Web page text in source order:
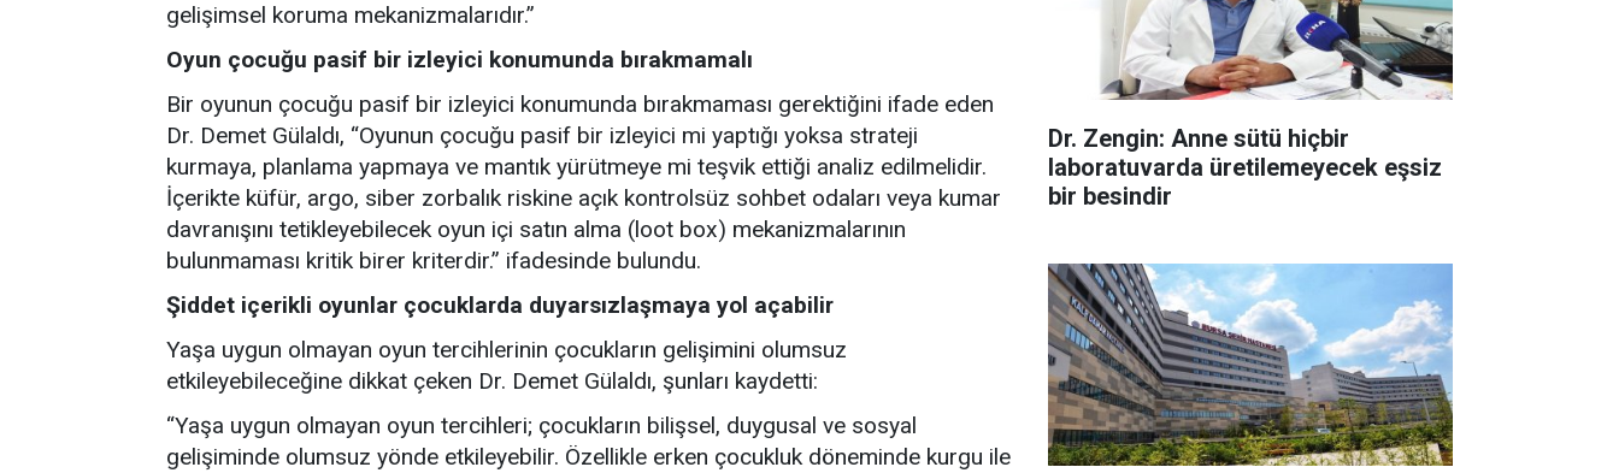
gelişimsel koruma mekanizmalarıdır.”
Oyun çocuğu pasif bir izleyici konumunda bırakmamalı
Bir oyunun çocuğu pasif bir izleyici konumunda bırakmaması gerektiğini ifade eden
Dr. Demet Gülaldı, “Oyunun çocuğu pasif bir izleyici mi yaptığı yoksa strateji
kurmaya, planlama yapmaya ve mantık yürütmeye mi teşvik ettiği analiz edilmelidir.
İçerikte küfür, argo, siber zorbalık riskine açık kontrolsüz sohbet odaları veya kumar
davranışını tetikleyebilecek oyun içi satın alma (loot box) mekanizmalarının
bulunmaması kritik birer kriterdir.” ifadesinde bulundu.
Şiddet içerikli oyunlar çocuklarda duyarsızlaşmaya yol açabilir
Yaşa uygun olmayan oyun tercihlerinin çocukların gelişimini olumsuz
etkileyebileceğine dikkat çeken Dr. Demet Gülaldı, şunları kaydetti:
“Yaşa uygun olmayan oyun tercihleri; çocukların bilişsel, duygusal ve sosyal
gelişiminde olumsuz yönde etkileyebilir. Özellikle erken çocukluk döneminde kurgu ile
Dr. Zengin: Anne sütü hiçbir
laboratuvarda üretilemeyecek eşsiz
bir besindir